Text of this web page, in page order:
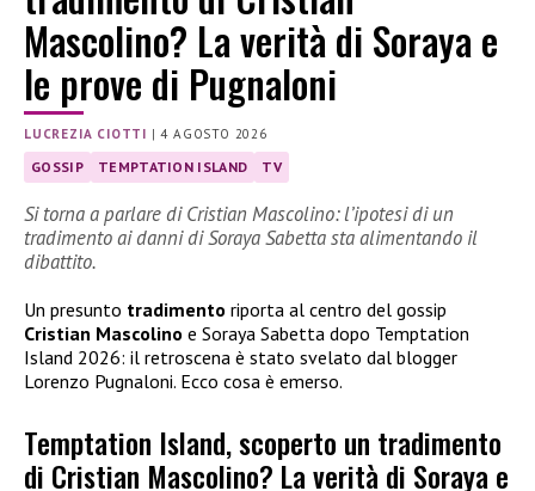
Mascolino? La verità di Soraya e
le prove di Pugnaloni
LUCREZIA CIOTTI |4 AGOSTO 2026
GOSSIP TEMPTATION ISLAND TV
Si torna a parlare di Cristian Mascolino: l’ipotesi di un
tradimento ai danni di Soraya Sabetta sta alimentando il
dibattito.
Un presunto tradimento riporta al centro del gossip
Cristian Mascolino e Soraya Sabetta dopo Temptation
Island 2026: il retroscena è stato svelato dal blogger
Lorenzo Pugnaloni. Ecco cosa è emerso.
Temptation Island, scoperto un tradimento
di Cristian Mascolino? La verità di Soraya e